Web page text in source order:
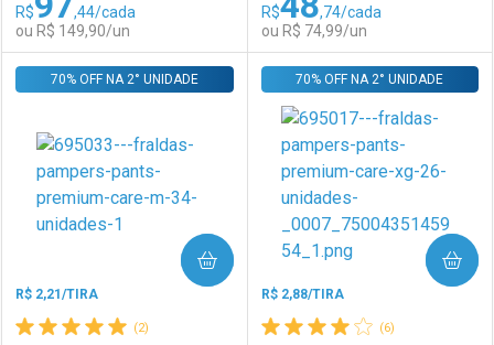
Comprar sem Desconto
Por R$ 215,99/cada
Por R$ 215,99/cada
Comprar sem Desconto
Por R$ 149,90/cada
Por R$ 149,90/cada
R$
,44/cada
ou R$ 149,90/un
FECHAR
Laboratório
FECHAR
Por Menos
R$
,74/cada
ou R$ 74,99/un
Laboratório
Por Menos
(2)
R$ 2,21/TIRA
70% OFF NA 2° UNIDADE
COMPRAR
(6)
R$ 2,88/TIRA
70% OFF NA 2° UNIDADE
COMPRAR